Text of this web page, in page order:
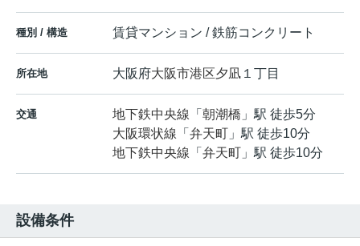
種別 / 構造 賃貸マンション / 鉄筋コンクリート
所在地 大阪府大阪市港区夕凪 １丁目
交通 地下鉄中央線 「 朝潮橋 」駅 徒歩5分
大阪環状線 「 弁天町 」駅 徒歩10分
地下鉄中央線 「 弁天町 」駅 徒歩10分
設備条件